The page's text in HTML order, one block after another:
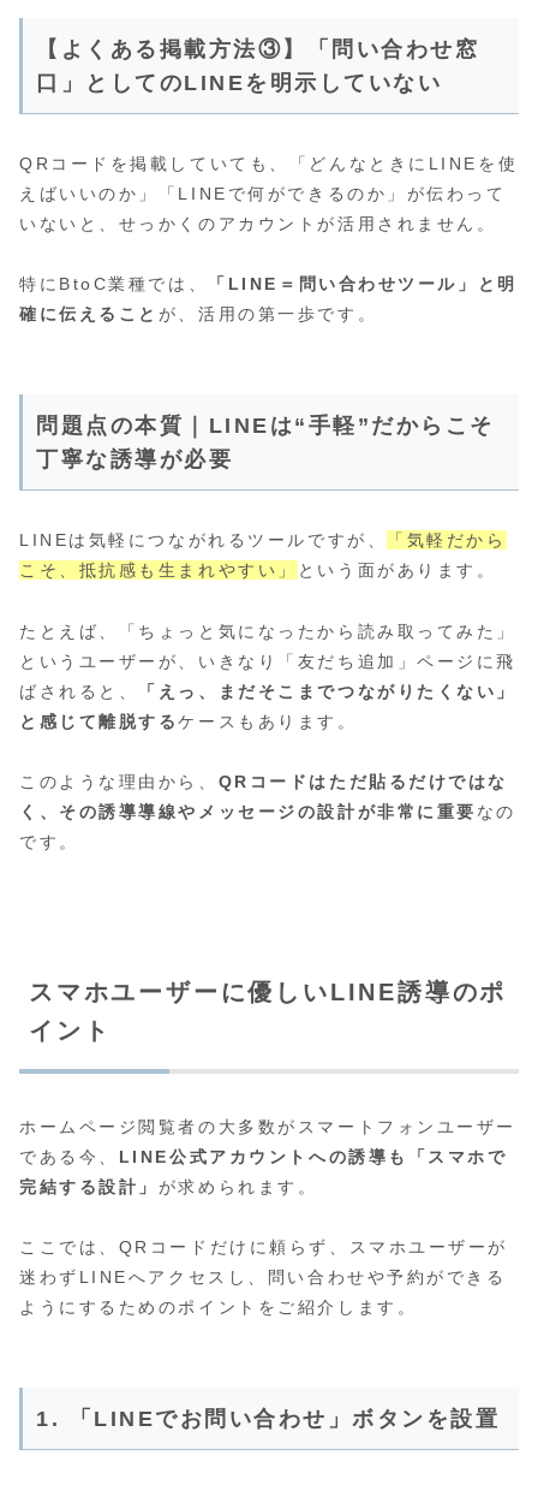
【よくある掲載方法③】「問い合わせ窓
口」としてのLINEを明示していない
QRコードを掲載していても、「どんなときにLINEを使
えばいいのか」「LINEで何ができるのか」が伝わって
いないと、せっかくのアカウントが活用されません。
特にBtoC業種では、
「LINE＝問い合わせツール」と明
確に伝えること が、活用の第一歩です。
問題点の本質｜LINEは“手軽”だからこそ
丁寧な誘導が必要
LINEは気軽につながれるツールですが、
「気軽だから
こそ、抵抗感も生まれやすい」
という面があります。
たとえば、「ちょっと気になったから読み取ってみた」
というユーザーが、いきなり「友だち追加」ページに飛
ばされると、
「えっ、まだそこまでつながりたくない」
と感じて離脱するケースもあります。
このような理由から、 QRコードはただ貼るだけではな
く、その誘導導線やメッセージの設計が非常に重要 なの
です。
スマホユーザーに優しいLINE誘導のポ
イント
ホームページ閲覧者の大多数がスマートフォンユーザー
である今、 LINE公式アカウントへの誘導も「スマホで
完結する設計」 が求められます。
ここでは、QRコードだけに頼らず、スマホユーザーが
迷わずLINEへアクセスし、問い合わせや予約ができる
ようにするためのポイントをご紹介します。
1. 「LINEでお問い合わせ」ボタンを設置